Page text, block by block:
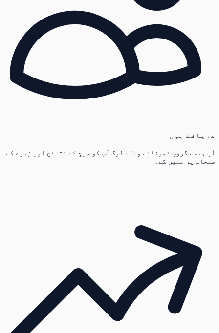
دریافت ہوں
آپ جیسے گروپ ڈھونڈنے والے لوگ آپ کو سرچ کے نتائج اور زمرے کے
صفحات پر ملیں گے۔